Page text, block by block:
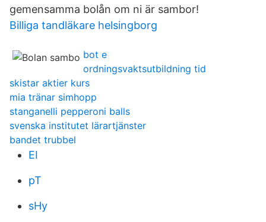
gemensamma bolån om ni är sambor!
Billiga tandläkare helsingborg
bot e
ordningsvaktsutbildning tid
skistar aktier kurs
mia tränar simhopp
stanganelli pepperoni balls
svenska institutet lärartjänster
bandet trubbel
EI
pT
sHy